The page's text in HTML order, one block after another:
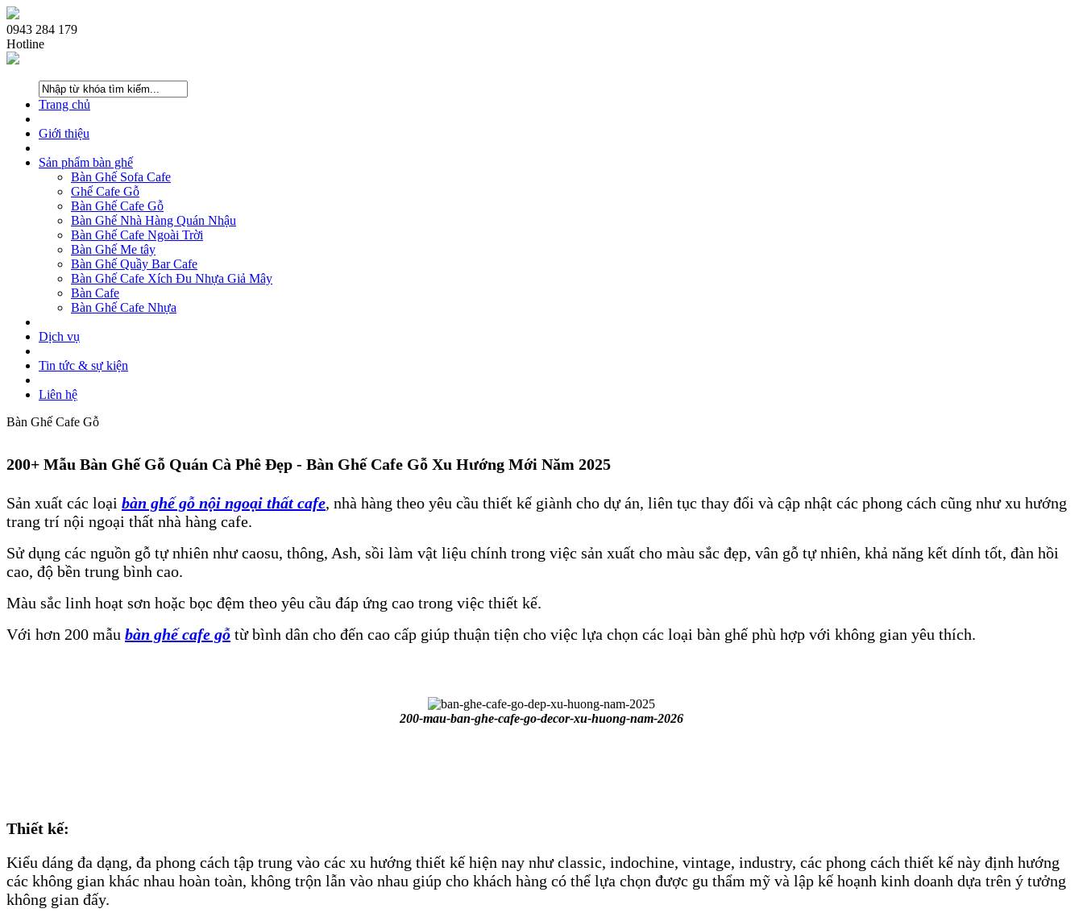
0943 284 179
Hotline
Trang chủ
Giới thiệu
Sản phẩm bàn ghế
Bàn Ghế Sofa Cafe
Ghế Cafe Gỗ
Bàn Ghế Cafe Gỗ
Bàn Ghế Nhà Hàng Quán Nhậu
Bàn Ghế Cafe Ngoài Trời
Bàn Ghế Me tây
Bàn Ghế Quầy Bar Cafe
Bàn Ghế Cafe Xích Đu Nhựa Giả Mây
Bàn Cafe
Bàn Ghế Cafe Nhựa
Dịch vụ
Tin tức & sự kiện
Liên hệ
Bàn Ghế Cafe Gỗ
200+ Mẫu Bàn Ghế Gỗ Quán Cà Phê Đẹp - Bàn Ghế Cafe Gỗ Xu Hướng Mới Năm 2025
Sản xuất các loại bàn ghế gỗ nội ngoại thất cafe, nhà hàng theo yêu cầu thiết kế giành cho dự án, liên tục thay đổi và cập nhật các phong cách cũng như xu hướng
trang trí nội ngoại thất nhà hàng cafe.
Sử dụng các nguồn gỗ tự nhiên như caosu, thông, Ash, sồi làm vật liệu chính trong việc sản xuất cho màu sắc đẹp, vân gỗ tự nhiên, khả năng kết dính tốt, đàn hồi
cao, độ bền trung bình cao.
Màu sắc linh hoạt sơn hoặc bọc đệm theo yêu cầu đáp ứng cao trong việc thiết kế.
Với hơn 200 mẫu bàn ghế cafe gỗ từ bình dân cho đến cao cấp giúp thuận tiện cho việc lựa chọn các loại bàn ghế phù hợp với không gian yêu thích.
200-mau-ban-ghe-cafe-go-decor-xu-huong-nam-2026
Thiết kế:
Kiểu dáng đa dạng, đa phong cách tập trung vào các xu hướng thiết kế hiện nay như classic, indochine, vintage, industry, các phong cách thiết kế này định hướng
các không gian khác nhau hoàn toàn, không trộn lẫn vào nhau giúp cho khách hàng có thể lựa chọn được gu thẩm mỹ và lập kế hoạnh kinh doanh dựa trên ý tưởng
không gian đấy.